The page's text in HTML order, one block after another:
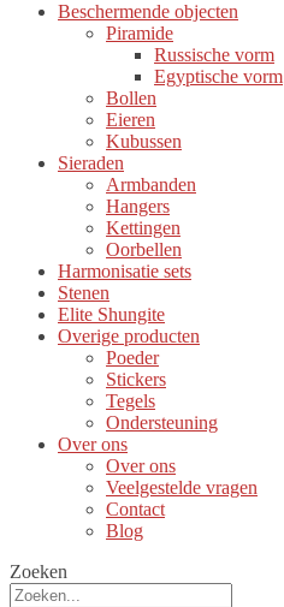
Beschermende objecten
Piramide
Russische vorm
Egyptische vorm
Bollen
Eieren
Kubussen
Sieraden
Armbanden
Hangers
Kettingen
Oorbellen
Harmonisatie sets
Stenen
Elite Shungite
Overige producten
Poeder
Stickers
Tegels
Ondersteuning
Over ons
Over ons
Veelgestelde vragen
Contact
Blog
Zoeken